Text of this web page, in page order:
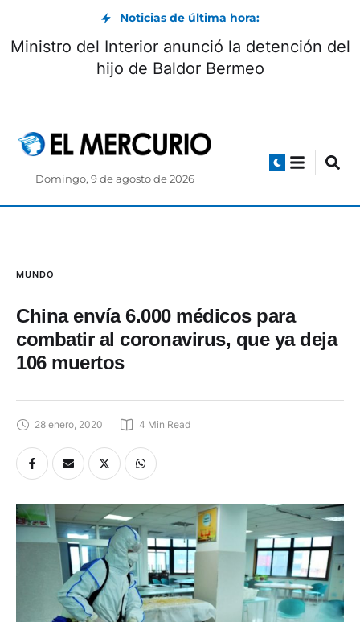
Noticias de última hora:
Ministro del Interior anunció la detención del
hijo de Baldor Bermeo
Domingo, 9 de agosto de 2026
MUNDO
China envía 6.000 médicos para
combatir al coronavirus, que ya deja
106 muertos
28 enero, 2020 4 Min Read